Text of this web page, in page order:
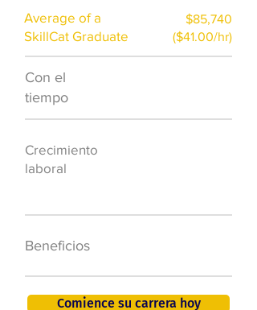
Average of a
SkillCat Graduate
$85,740
($41.00/hr)
Con el
tiempo
Crecimiento
laboral
Beneficios
Comience su carrera hoy